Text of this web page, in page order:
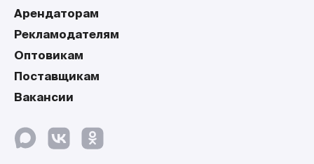
Арендаторам
Рекламодателям
Оптовикам
Поставщикам
Вакансии